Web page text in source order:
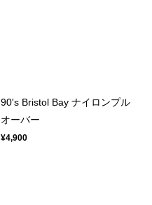
90's Bristol Bay ナイロンプル
オーバー
¥4,900